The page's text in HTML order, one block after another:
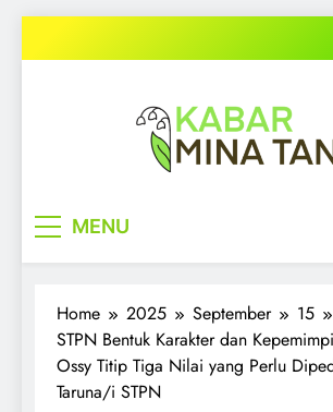
to
MENU
Home 2025 September
15
STPN Bentuk Karakter dan
Ossy Titip Tiga Nilai yang Perlu
Taruna/i STPN